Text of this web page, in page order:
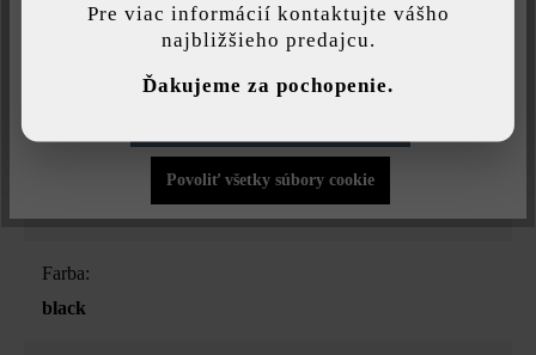
môže byť vzdialenosť medzi transformátorom a svietidlom
maximálne 80 m.
záhradné svietidlá
Farba:
black
Povoliť všetky súbory cookie
Pre viac informácií kontaktujte vášho
najbližšieho predajcu.
Ďakujeme za pochopenie.